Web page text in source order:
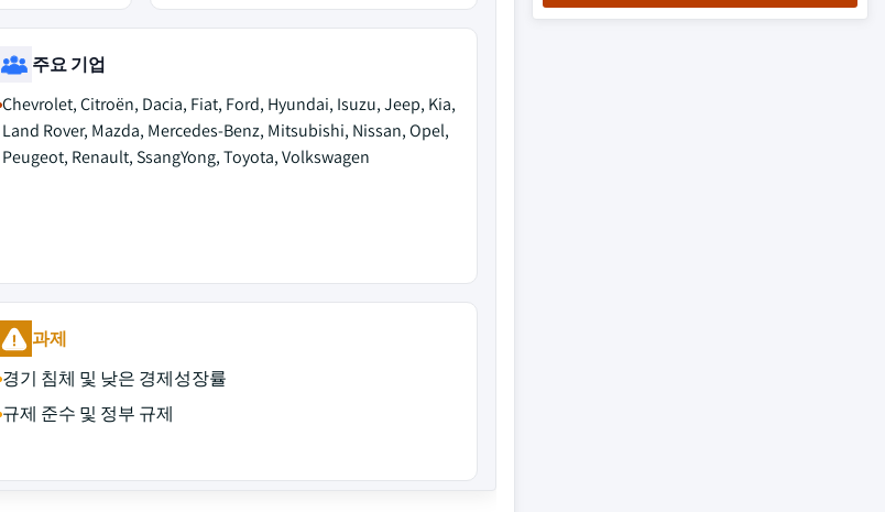
주요 기업
Chevrolet, Citroën, Dacia, Fiat, Ford, Hyundai, Isuzu, Jeep, Kia,
Land Rover, Mazda, Mercedes-Benz, Mitsubishi, Nissan, Opel,
Peugeot, Renault, SsangYong, Toyota, Volkswagen
과제
경기 침체 및 낮은 경제성장률
규제 준수 및 정부 규제